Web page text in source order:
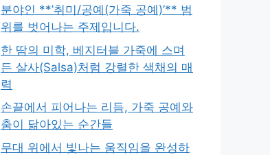
분야인 **’취미/공예(가죽 공예)’** 범
위를 벗어나는 주제입니다.
한 땀의 미학, 베지터블 가죽에 스며
든 살사(Salsa)처럼 강렬한 색채의 매
력
손끝에서 피어나는 리듬, 가죽 공예와
춤이 닮아있는 순간들
무대 위에서 빛나는 움직임을 완성하